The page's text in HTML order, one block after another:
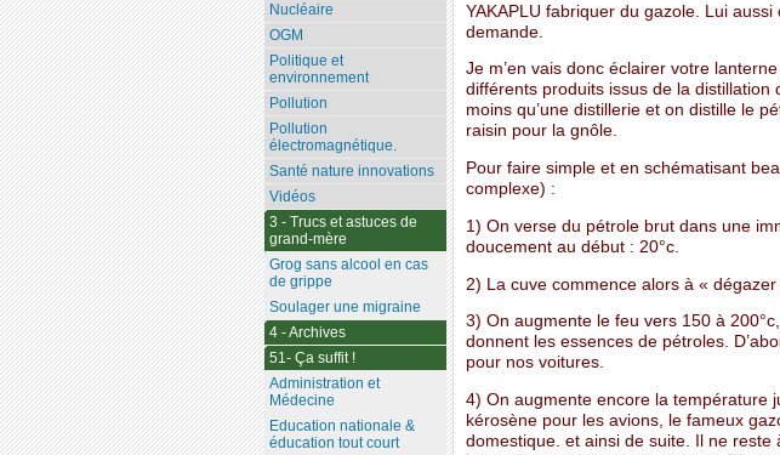
YAKAPLU fabriquer du gazole. Lui
demande.
Je m’en vais donc éclairer votre
différents produits issus de la distillation
moins qu’une distillerie et on distille le
raisin pour la gnôle.
Pour faire simple et en schématisant
complexe) :
1) On verse du pétrole brut dans une
doucement au début : 20°c.
2) La cuve commence alors à «
3) On augmente le feu vers 150 à
donnent les essences de pétroles.
pour nos voitures.
4) On augmente encore la température
kérosène pour les avions, le fameux
domestique. et ainsi de suite. Il ne
Nucléaire
OGM
Politique et
environnement
Pollution
Pollution
électromagnétique.
Santé nature innovations
Vidéos
3 - Trucs et astuces de
grand-mère
Grog sans alcool en cas
de grippe
Soulager une migraine
4 - Archives
51- Ça suffit !
Administration et
Médecine
Education nationale &
éducation tout court